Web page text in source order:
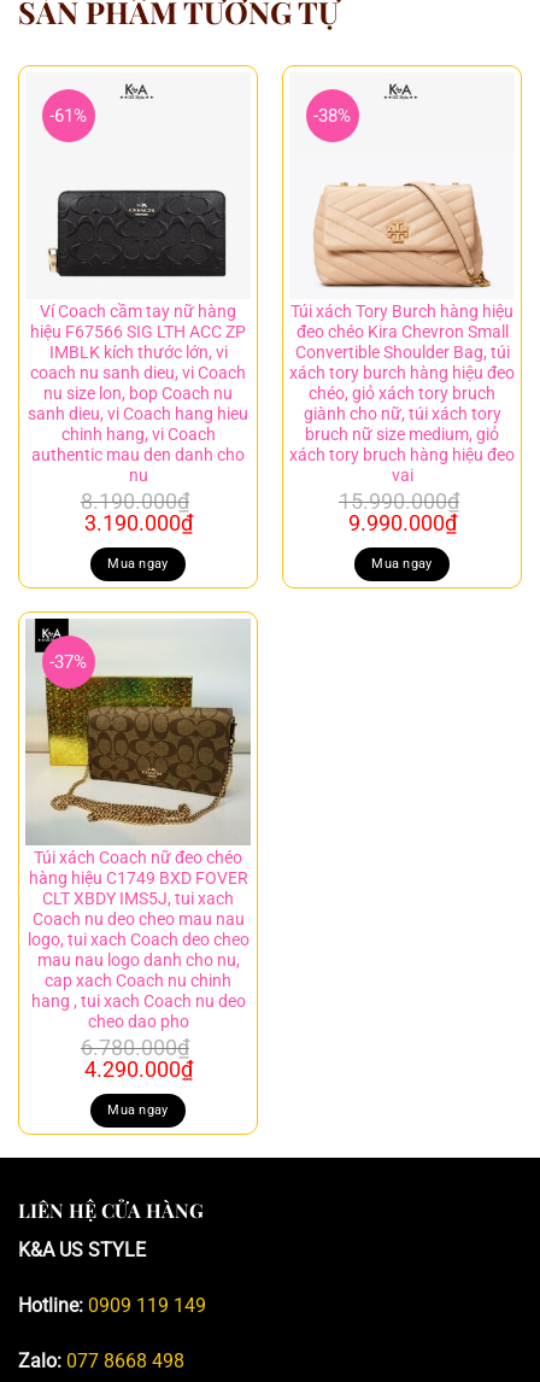
SẢN PHẨM TƯƠNG TỰ
-61%
Ví Coach cầm tay nữ hàng
hiệu F67566 SIG LTH ACC ZP
IMBLK kích thước lớn, vi
coach nu sanh dieu, vi Coach
nu size lon, bop Coach nu
sanh dieu, vi Coach hang hieu
chinh hang, vi Coach
authentic mau den danh cho
nu
8.190.000₫
Giá
gốc
là:
8.190.000₫.
3.190.000₫Giá
hiện
là:
3.190.000₫.
Mua ngay
-38%
Túi xách Tory Burch hàng hiệu
đeo chéo Kira Chevron Small
Convertible Shoulder Bag, túi
xách tory burch hàng hiệu đeo
chéo, giỏ xách tory bruch
giành cho nữ, túi xách tory
bruch nữ size medium, giỏ
xách tory bruch hàng hiệu đeo
vai
15.990.000₫
Giá
gốc
là:
15.990.000₫.
9.990.000₫Giá
hiện
là:
Mua ngay
-37%
Túi xách Coach nữ đeo chéo
hàng hiệu C1749 BXD FOVER
CLT XBDY IMS5J, tui xach
Coach nu deo cheo mau nau
logo, tui xach Coach deo cheo
mau nau logo danh cho nu,
cap xach Coach nu chinh
hang , tui xach Coach nu deo
cheo dao pho
6.780.000₫
Giá
gốc
là:
6.780.000₫.
4.290.000₫Giá
hiện
là:
4.290.000₫.
Mua ngay
LIÊN HỆ CỬA HÀNG
K&A US STYLE
Hotline: 0909 119 149
Zalo: 077 8668 498